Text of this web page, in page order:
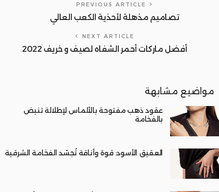
PREVIOUS ARTICLE
تصاميم مذهلة لأحذية الكعب العالي
NEXT ARTICLE
أفضل ماركات أحمر الشفاه لصيف و خريف 2022
مواضيع مشابهة
عقود ذهب مفتوحة بالألماس لإطلالة تنبض
بالفخامة
العقيق الأسود: قوة وأناقة تُجسّد الفخامة الشرقية